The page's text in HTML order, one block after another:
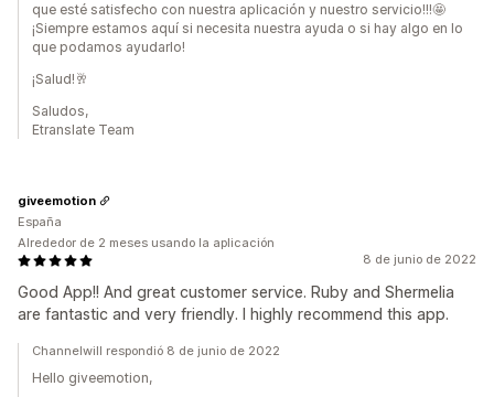
que esté satisfecho con nuestra aplicación y nuestro servicio!!!🤩
¡Siempre estamos aquí si necesita nuestra ayuda o si hay algo en lo
que podamos ayudarlo!
¡Salud!🥂
Saludos,
Etranslate Team
8 de junio de 2022
Good App!! And great customer service. Ruby and Shermelia
are fantastic and very friendly. I highly recommend this app.
giveemotion
España
Alrededor de 2 meses usando la aplicación
Channelwill respondió 8 de junio de 2022
Hello giveemotion,